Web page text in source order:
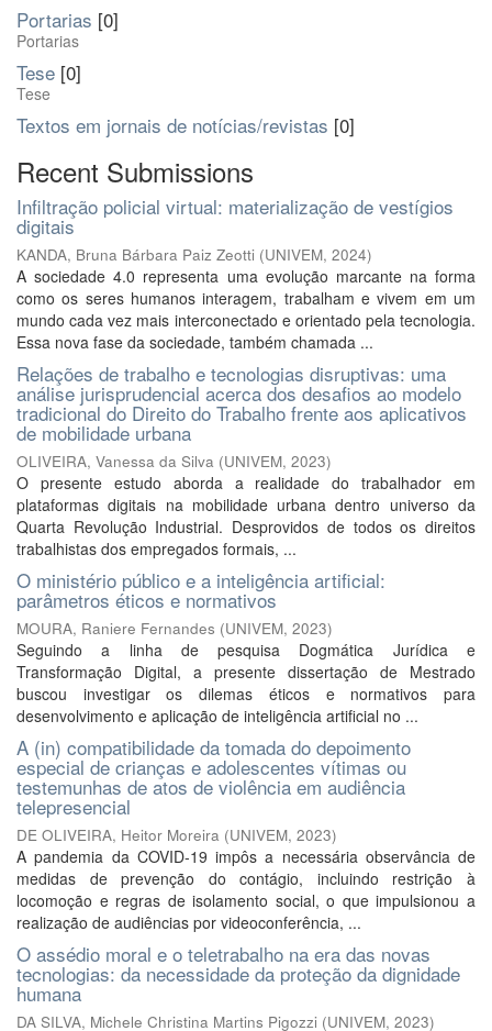
Portarias [0]
Portarias
Tese [0]
Tese
Textos em jornais de notícias/revistas [0]
Recent Submissions
Infiltração policial virtual: materialização de vestígios
digitais
KANDA, Bruna Bárbara Paiz Zeotti (UNIVEM, 2024)
A sociedade 4.0 representa uma evolução marcante na forma
como os seres humanos interagem, trabalham e vivem em um
mundo cada vez mais interconectado e orientado pela tecnologia.
Essa nova fase da sociedade, também chamada ...
Relações de trabalho e tecnologias disruptivas: uma
análise jurisprudencial acerca dos desafios ao modelo
tradicional do Direito do Trabalho frente aos aplicativos
de mobilidade urbana
OLIVEIRA, Vanessa da Silva (UNIVEM, 2023)
O presente estudo aborda a realidade do trabalhador em
plataformas digitais na mobilidade urbana dentro universo da
Quarta Revolução Industrial. Desprovidos de todos os direitos
trabalhistas dos empregados formais, ...
O ministério público e a inteligência artificial:
parâmetros éticos e normativos
MOURA, Raniere Fernandes (UNIVEM, 2023)
Seguindo a linha de pesquisa Dogmática Jurídica e
Transformação Digital, a presente dissertação de Mestrado
buscou investigar os dilemas éticos e normativos para
desenvolvimento e aplicação de inteligência artificial no ...
A (in) compatibilidade da tomada do depoimento
especial de crianças e adolescentes vítimas ou
testemunhas de atos de violência em audiência
telepresencial
DE OLIVEIRA, Heitor Moreira (UNIVEM, 2023)
A pandemia da COVID-19 impôs a necessária observância de
medidas de prevenção do contágio, incluindo restrição à
locomoção e regras de isolamento social, o que impulsionou a
realização de audiências por videoconferência, ...
O assédio moral e o teletrabalho na era das novas
tecnologias: da necessidade da proteção da dignidade
humana
DA SILVA, Michele Christina Martins Pigozzi (UNIVEM, 2023)